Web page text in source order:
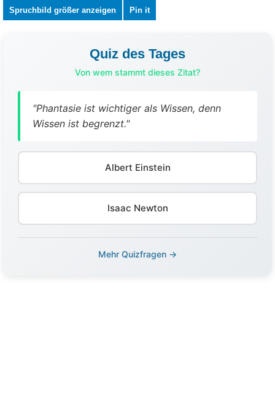
Spruchbild größer anzeigen Pin it
Quiz des Tages
Von wem stammt dieses Zitat?
"Phantasie ist wichtiger als Wissen, denn
Wissen ist begrenzt."
Albert Einstein
Isaac Newton
Mehr Quizfragen →